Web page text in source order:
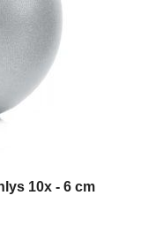
10x - 6 cm